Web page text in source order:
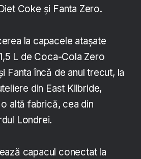
Coke și Fanta Zero.
la capacele atașate
L de Coca-Cola Zero
Fanta încă de anul trecut, la
din East Kilbride,
altă fabrică, cea din
Londrei.
capacul conectat la